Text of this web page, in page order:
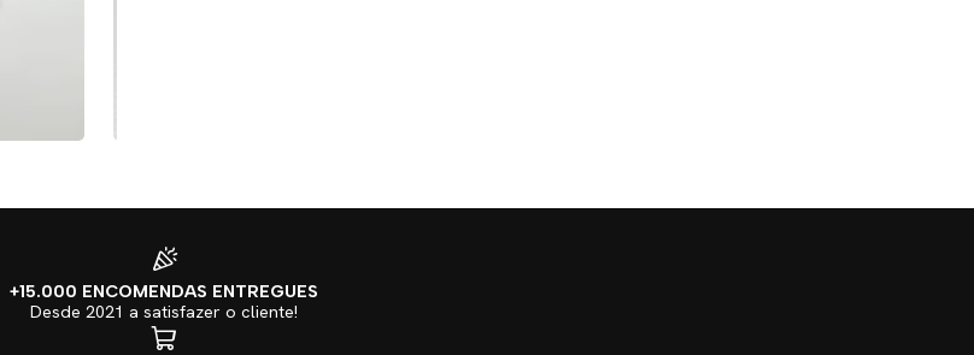
+15.000 ENCOMENDAS ENTREGUES
Desde 2021 a satisfazer o cliente!